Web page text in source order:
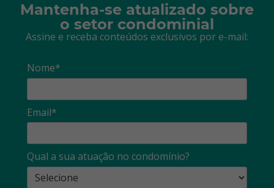
Mantenha-se atualizado sobre
o setor condominial
Assine e receba conteúdos exclusivos por e-mail:
Nome*
Email*
Qual a sua atuação no condomínio?